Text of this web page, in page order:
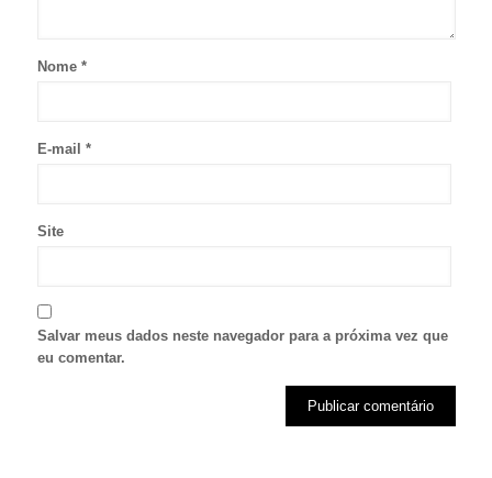
Nome *
E-mail *
Site
Salvar meus dados neste navegador para a próxima vez que
eu comentar.